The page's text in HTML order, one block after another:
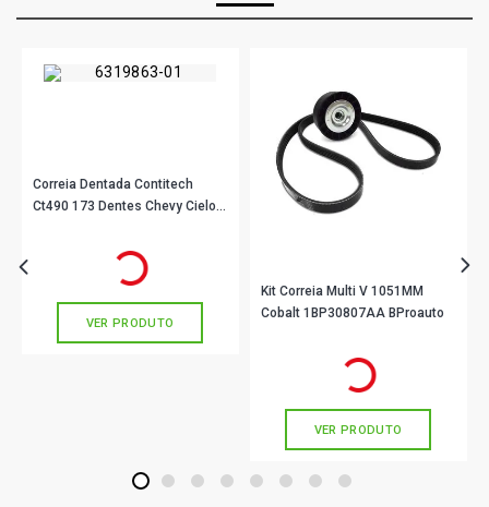
VERANEIO S SUV 4.0 12V DIESEL (1985 - 1996)
VERANEIO LUXE SUV 4.1 12V (1984 - 1996)
Correia Dentada Contitech
Ct490 173 Dentes Chevy Cielo
em até 10x de
VER PRODUTO
Kit Correia Multi V 1051MM
Cobalt 1BP30807AA BProauto
em até 4x de
VER PRODUTO
1 2 3 4 5 6 7 8